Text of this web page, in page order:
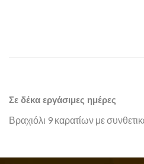
Σε δέκα εργάσιμες ημέρες
Βραχιόλι 9 καρατίων με